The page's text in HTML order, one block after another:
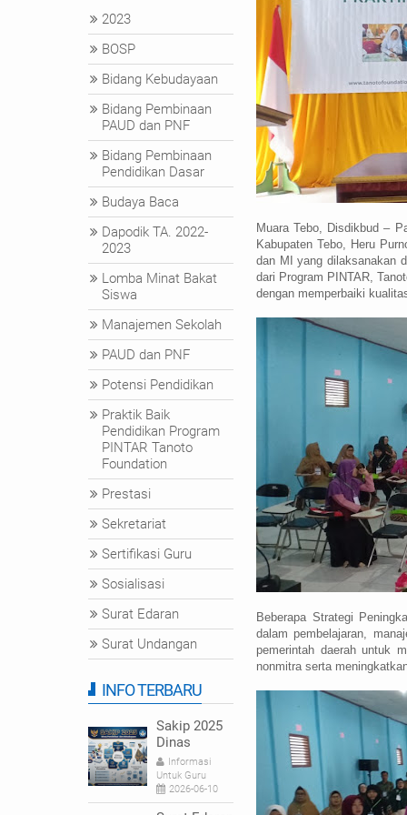
Muara Tebo, Disdikbud –
Kabupaten Tebo, Heru
dan MI yang dilaksanakan
dari Program PINTAR,
dengan memperbaiki
Beberapa Strategi
dalam pembelajaran,
pemerintah daerah untuk
nonmitra serta
2023
BOSP
Bidang Kebudayaan
Bidang Pembinaan
PAUD dan PNF
Bidang Pembinaan
Pendidikan Dasar
Budaya Baca
Dapodik TA. 2022-
2023
Lomba Minat Bakat
Siswa
Manajemen Sekolah
PAUD dan PNF
Potensi Pendidikan
Praktik Baik
Pendidikan Program
PINTAR Tanoto
Foundation
Prestasi
Sekretariat
Sertifikasi Guru
Sosialisasi
Surat Edaran
Surat Undangan
INFO TERBARU
Sakip 2025
Dinas
Pendidikan
dan
Kebudayaan
Informasi
Untuk Guru
2026-06-10